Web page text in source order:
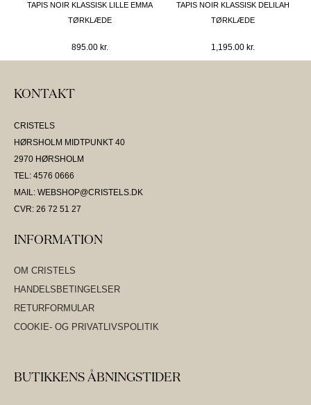
TAPIS NOIR KLASSISK LILLE EMMA
TØRKLÆDE
895.00 kr.
TAPIS NOIR KLASSISK DELILAH
TØRKLÆDE
1,195.00 kr.
KONTAKT
CRISTELS
HØRSHOLM MIDTPUNKT 40
2970 HØRSHOLM
TEL: 4576 0666
MAIL: WEBSHOP@CRISTELS.DK
CVR: 26 72 51 27
INFORMATION
OM CRISTELS
HANDELSBETINGELSER
RETURFORMULAR
COOKIE- OG PRIVATLIVSPOLITIK
BUTIKKENS ÅBNINGSTIDER